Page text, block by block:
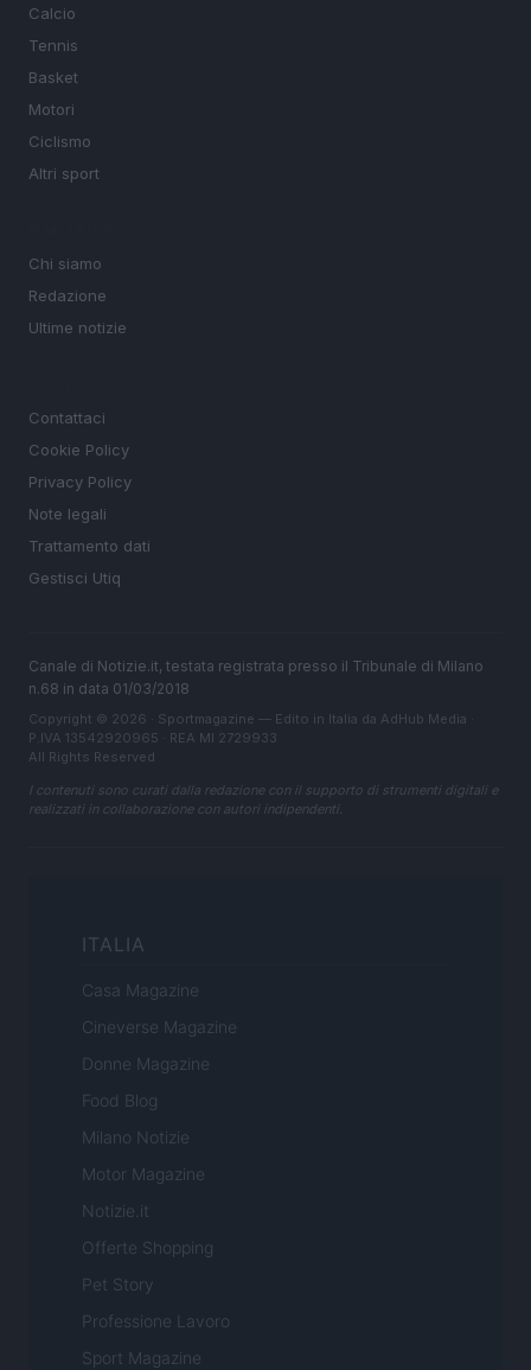
Calcio
Tennis
Basket
Motori
Ciclismo
Altri sport
Chi siamo
Redazione
Ultime notizie
Contattaci
Cookie Policy
Privacy Policy
Note legali
Trattamento dati
Gestisci Utiq
Canale di Notizie.it, testata registrata presso il Tribunale di Milano
n.68 in data 01/03/2018
Copyright © 2026 · Sportmagazine — Edito in Italia da AdHub Media
P.IVA 13542920965 · REA MI 2729933
All Rights Reserved
I contenuti sono curati dalla redazione con il supporto di strumenti digitali e
realizzati in collaborazione con autori indipendenti.
ITALIA
Casa Magazine
Cineverse Magazine
Donne Magazine
Food Blog
Milano Notizie
Motor Magazine
Notizie.it
Offerte Shopping
Pet Story
Professione Lavoro
Sport Magazine